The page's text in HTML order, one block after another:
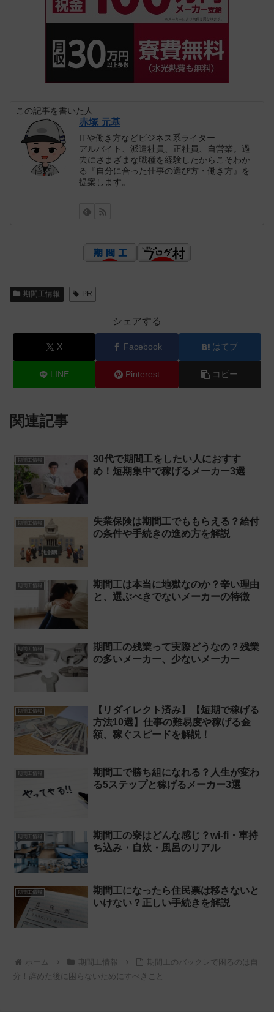
この記事を書いた人
赤塚 元基
ITや働き方などビジネス系ライター
アルバイト、派遣社員、正社員、自営業。過
去にさまざまな職種を経験したからこそわか
る『自分に合った仕事の選び方・働き方』を
提案します。
期間工情報 PR
シェアする
X Facebook はてブ
LINE Pinterest コピー
関連記事
期間工情報
30代で期間工をしたい人におすす
め！短期集中で稼げるメーカー3選
期間工情報
失業保険は期間工でももらえる？給付
の条件や手続きの進め方を解説
期間工は本当に地獄なのか？辛い理由
と、選ぶべきでないメーカーの特徴
期間工情報
期間工の残業って実際どうなの？残業
の多いメーカー、少ないメーカー
期間工情報
【リダイレクト済み】【短期で稼げる
方法10選】仕事の難易度や稼げる金
額、稼ぐスピードを解説！
期間工で勝ち組になれる？人生が変わ
る5ステップと稼げるメーカー3選
期間工情報
期間工の寮はどんな感じ？wi-fi・車持
ち込み・自炊・風呂のリアル
期間工情報
期間工になったら住民票は移さないと
いけない？正しい手続きを解説
ホーム 期間工情報
期間工のバックレで困るのは自
分！辞めた後に困らないためにすべきこと